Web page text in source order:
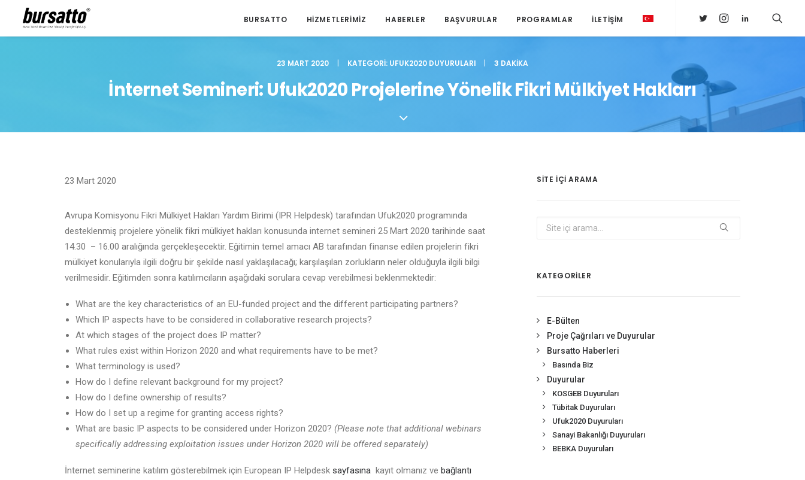
BURSATTO HIZMETLERIMIZ HABERLER BAŞVURULAR PROGRAMLAR İLETIŞIM
23 MART 2020 | KATEGORI: UFUK2020 DUYURULARI | 3 DAKIKA
İnternet Semineri: Ufuk2020 Projelerine Yönelik Fikri Mülkiyet Hakları
23 Mart 2020
Avrupa Komisyonu Fikri Mülkiyet Hakları Yardım Birimi (IPR Helpdesk) tarafından Ufuk2020 programında
desteklenmiş projelere yönelik fikri mülkiyet hakları konusunda internet semineri 25 Mart 2020 tarihinde saat
14.30 – 16.00 aralığında gerçekleşecektir. Eğitimin temel amacı AB tarafından finanse edilen projelerin fikri
mülkiyet konularıyla ilgili doğru bir şekilde nasıl yaklaşılacağı; karşılaşılan zorlukların neler olduğuyla ilgili bilgi
verilmesidir. Eğitimden sonra katılımcıların aşağıdaki sorulara cevap verebilmesi beklenmektedir:
What are the key characteristics of an EU-funded project and the different participating partners?
Which IP aspects have to be considered in collaborative research projects?
At which stages of the project does IP matter?
What rules exist within Horizon 2020 and what requirements have to be met?
What terminology is used?
How do I define relevant background for my project?
How do I define ownership of results?
How do I set up a regime for granting access rights?
What are basic IP aspects to be considered under Horizon 2020? (Please note that additional webinars
specifically addressing exploitation issues under Horizon 2020 will be offered separately)
İnternet seminerine katılım gösterebilmek için European IP Helpdesk sayfasına kayıt olmanız ve bağlantı
SITE IÇI ARAMA
KATEGORİLER
E-Bülten
Proje Çağrıları ve Duyurular
Bursatto Haberleri
Basında Biz
Duyurular
KOSGEB Duyuruları
Tübitak Duyuruları
Ufuk2020 Duyuruları
Sanayi Bakanlığı Duyuruları
BEBKA Duyuruları